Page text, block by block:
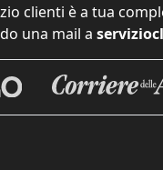
clienti è a tua
una mail a